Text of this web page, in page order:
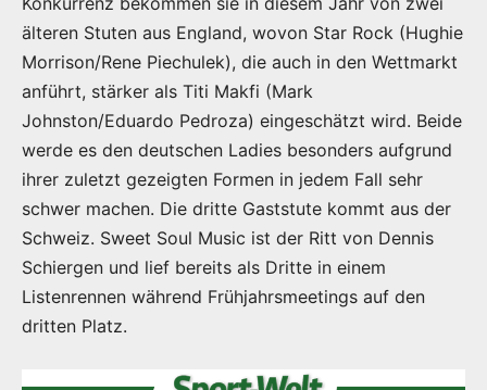
älteren Stuten aus England, wovon Star Rock (Hughie
Morrison/Rene Piechulek), die auch in den Wettmarkt
anführt, stärker als Titi Makfi (Mark
Johnston/Eduardo Pedroza) eingeschätzt wird. Beide
werde es den deutschen Ladies besonders aufgrund
ihrer zuletzt gezeigten Formen in jedem Fall sehr
schwer machen. Die dritte Gaststute kommt aus der
Schweiz. Sweet Soul Music ist der Ritt von Dennis
Schiergen und lief bereits als Dritte in einem
Listenrennen während Frühjahrsmeetings auf den
dritten Platz.